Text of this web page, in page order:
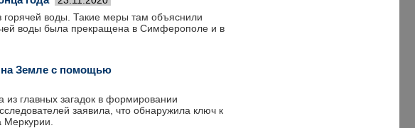
горячей воды. Такие меры там объяснили
воды была прекращена в Симферополе и в
на Земле с помощью
главных загадок в формировании
заявила, что обнаружила ключ к
Меркурии.